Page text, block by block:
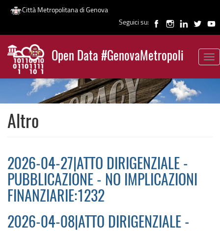
Salta
contenuto
principale
Città Metropolitana di Genova
Seguici su:
Open Data #GenovaMetropoli
News
Altro
2026-04-27|ATTO DIRIGENZIALE -
PUBBLICAZIONE - NO IMPLICAZIONI
FINANZIARIE:1232
2026-04-08|ATTO DIRIGENZIALE -